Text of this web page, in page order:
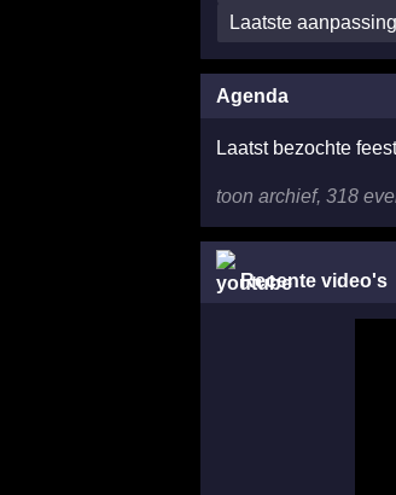
Laatste aanpassing
Agenda
Laatst bezochte
toon archief, 318
Recente video's